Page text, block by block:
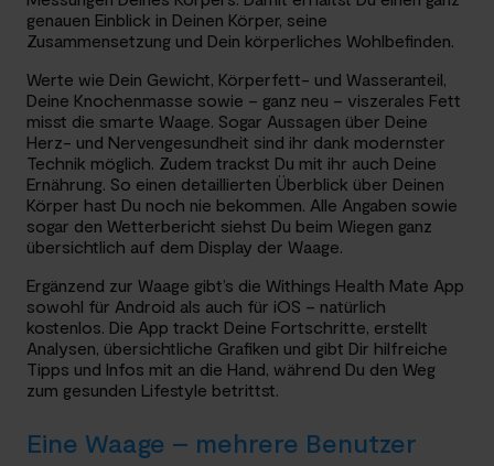
genauen Einblick in Deinen Körper, seine
Zusammensetzung und Dein körperliches Wohlbefinden.
Werte wie Dein Gewicht, Körperfett- und Wasseranteil,
Deine Knochenmasse sowie – ganz neu – viszerales Fett
misst die smarte Waage. Sogar Aussagen über Deine
Herz- und Nervengesundheit sind ihr dank modernster
Technik möglich. Zudem trackst Du mit ihr auch Deine
Ernährung. So einen detaillierten Überblick über Deinen
Körper hast Du noch nie bekommen. Alle Angaben sowie
sogar den Wetterbericht siehst Du beim Wiegen ganz
übersichtlich auf dem Display der Waage.
Ergänzend zur Waage gibt’s die Withings Health Mate App
sowohl für Android als auch für iOS – natürlich
kostenlos. Die App trackt Deine Fortschritte, erstellt
Analysen, übersichtliche Grafiken und gibt Dir hilfreiche
Tipps und Infos mit an die Hand, während Du den Weg
zum gesunden Lifestyle betrittst.
Eine Waage – mehrere Benutzer